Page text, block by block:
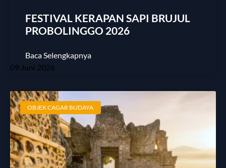
FESTIVAL KERAPAN SAPI BRUJUL
PROBOLINGGO 2026
Baca Selengkapnya
09 Juni 2026
OBJEK CAGAR BUDAYA